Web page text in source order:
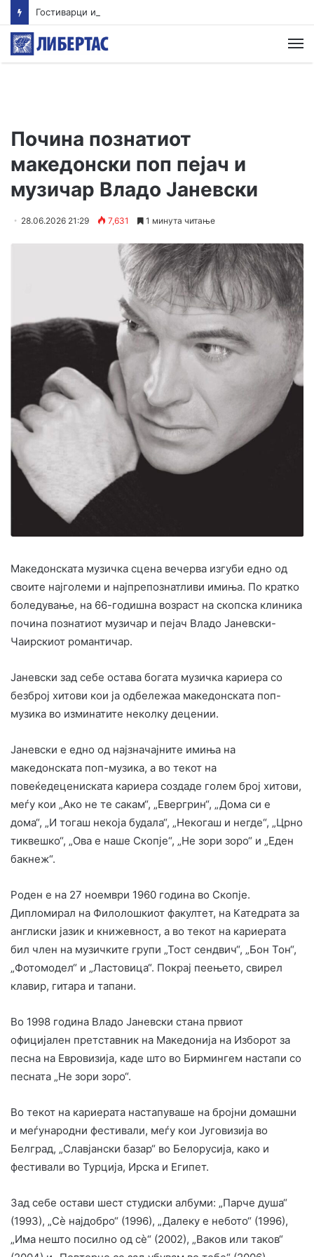
Гостиварци и натаму без пивка вода
Почина познатиот
македонски поп пејач и
музичар Владо Јаневски
28.06.2026 21:29 7,631 1 минута читање
Македонската музичка сцена вечерва изгуби едно од
своите најголеми и најпрепознатливи имиња. По кратко
боледување, на 66-годишна возраст на скопска клиника
почина познатиот музичар и пејач Владо Јаневски-
Чаирскиот романтичар.
Јаневски зад себе остава богата музичка кариера со
безброј хитови кои ја одбележаа македонската поп-
музика во изминатите неколку децении.
Јаневски е едно од најзначајните имиња на
македонската поп-музика, а во текот на
повеќедецениската кариера создаде голем број хитови,
меѓу кои „Ако не те сакам“, „Евергрин“, „Дома си е
дома“, „И тогаш некоја будала“, „Некогаш и негде“, „Црно
тиквешко“, „Ова е наше Скопје“, „Не зори зоро“ и „Еден
бакнеж“.
Роден е на 27 ноември 1960 година во Скопје.
Дипломирал на Филолошкиот факултет, на Катедрата за
англиски јазик и книжевност, а во текот на кариерата
бил член на музичките групи „Тост сендвич“, „Бон Тон“,
„Фотомодел“ и „Ластовица“. Покрај пеењето, свирел
клавир, гитара и тапани.
Во 1998 година Владо Јаневски стана првиот
официјален претставник на Македонија на Изборот за
песна на Евровизија, каде што во Бирмингем настапи со
песната „Не зори зоро“.
Во текот на кариерата настапуваше на бројни домашни
и меѓународни фестивали, меѓу кои Југовизија во
Белград, „Славјански базар“ во Белорусија, како и
фестивали во Турција, Ирска и Египет.
Зад себе остави шест студиски албуми: „Парче душа“
(1993), „Сѐ најдобро“ (1996), „Далеку е небото“ (1996),
„Има нешто посилно од сѐ“ (2002), „Ваков или таков“